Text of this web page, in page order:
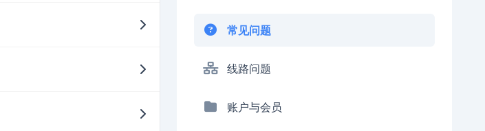
常见问题
线路问题
账户与会员